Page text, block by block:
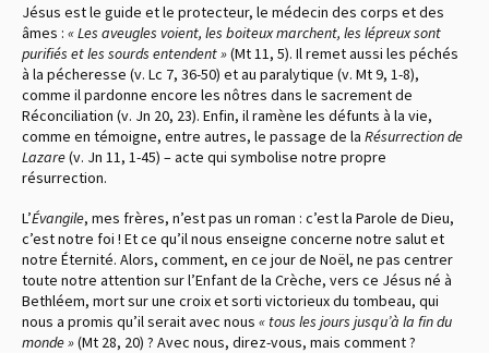
Jésus est le guide et le protecteur, le médecin des corps et des
âmes : « Les aveugles voient, les boiteux marchent, les lépreux sont
purifiés et les sourds entendent »(Mt 11, 5). Il remet aussi les péchés
à la pécheresse (v. Lc 7, 36-50) et au paralytique (v. Mt 9, 1-8),
comme il pardonne encore les nôtres dans le sacrement de
Réconciliation (v. Jn 20, 23). Enfin, il ramène les défunts à la vie,
comme en témoigne, entre autres, le passage de la Résurrectionde
Lazare(v. Jn 11, 1-45) – acte qui symbolise notre propre
résurrection.
L’Évangile, mes frères, n’est pas un roman : c’est la Parole de Dieu,
c’est notre foi ! Et ce qu’il nous enseigne concerne notre salut et
notre Éternité. Alors, comment, en ce jour de Noël, ne pas centrer
toute notre attention sur l’Enfant de la Crèche, vers ce Jésus né à
Bethléem, mort sur une croix et sorti victorieux du tombeau, qui
nous a promis qu’il serait avec nous « tous les jours jusqu’à la fin du
monde »(Mt 28, 20) ? Avec nous, direz-vous, mais comment ?